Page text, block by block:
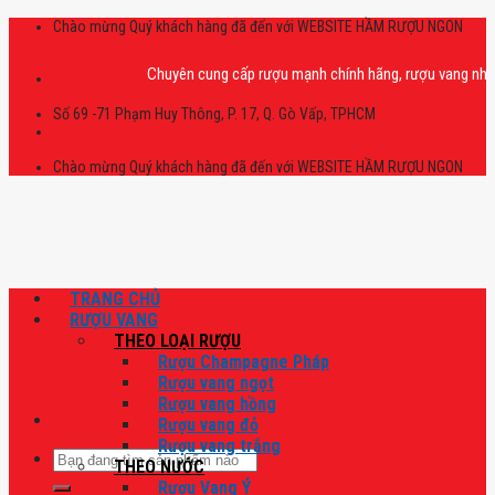
Skip
Chào mừng Quý khách hàng đã đến với WEBSITE HẦM RƯỢU NGON
Chuyên cung cấp rượu mạnh chính hãng, rượu vang nhập
Số 69 -71 Phạm Huy Thông, P. 17, Q. Gò Vấp, TPHCM
Chào mừng Quý khách hàng đã đến với WEBSITE HẦM RƯỢU NGON
Tìm
kiếm:
TRANG CHỦ
RƯỢU VANG
THEO LOẠI RƯỢU
Rượu Champagne Pháp
Rượu vang ngọt
Rượu vang hồng
Rượu vang đỏ
Rượu vang trắng
THEO NƯỚC
Rượu Vang Ý